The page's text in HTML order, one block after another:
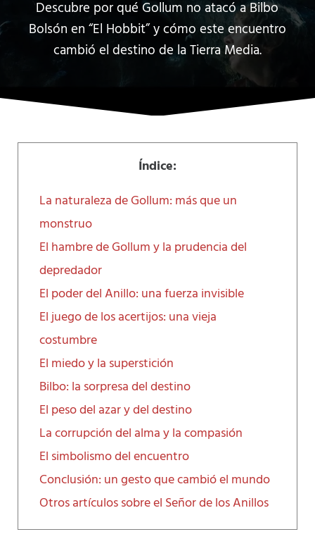
Descubre por qué Gollum no atacó a Bilbo
Bolsón en “El Hobbit” y cómo este encuentro
cambió el destino de la Tierra Media.
Índice:
La naturaleza de Gollum: más que un
monstruo
El hambre de Gollum y la prudencia del
depredador
El poder del Anillo: una fuerza invisible
El juego de los acertijos: una vieja
costumbre
El miedo y la superstición
Bilbo: la sorpresa del destino
El peso del azar y del destino
La corrupción del alma y la compasión
El simbolismo del encuentro
Conclusión: un gesto que cambió el mundo
Otros artículos sobre el Señor de los Anillos